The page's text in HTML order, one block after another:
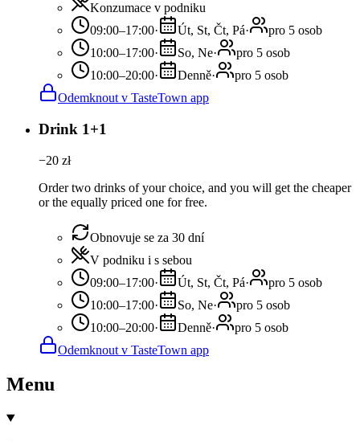
Konzumace v podniku
09:00–17:00· Út, St, Čt, Pá·
pro 5 osob
10:00–17:00· So, Ne·
pro 5 osob
10:00–20:00· Denně·
pro 5 osob
Odemknout v TasteTown app
Drink 1+1
−20 zł
Order two drinks of your choice, and you will get the cheaper
or the equally priced one for free.
Obnovuje se za 30 dní
V podniku i s sebou
09:00–17:00· Út, St, Čt, Pá·
pro 5 osob
10:00–17:00· So, Ne·
pro 5 osob
10:00–20:00· Denně·
pro 5 osob
Odemknout v TasteTown app
Menu